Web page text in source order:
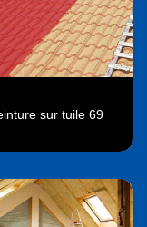
sur tuile 69